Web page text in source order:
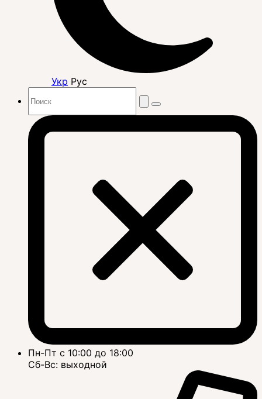
Укр Рус
Пн-Пт с 10:00 до 18:00
Сб-Вс: выходной